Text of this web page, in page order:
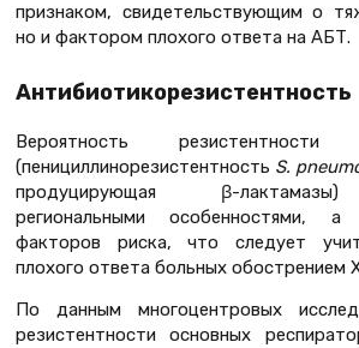
признаком, свидетельствующим о
но и фактором плохого ответа на АБТ.
Антибиотикорезистентность
Вероятность резистентности
(пенициллинорезистентность S.
продуцирующая β-
региональными особенностями,
факторов риска, что следует
плохого ответа больных обострением
По данным многоцентровых
резистентности основных